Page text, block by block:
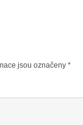
jsou označeny *